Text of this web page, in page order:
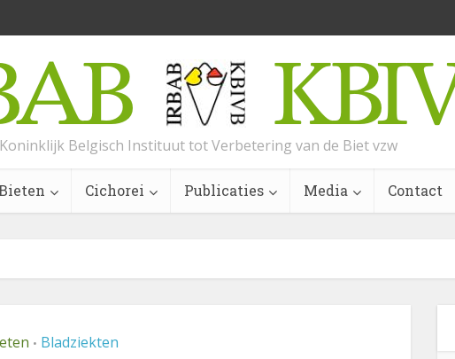
Koninklijk Belgisch Instituut tot Verbetering van de Biet vzw
Cichorei Publicaties Media Contact
• Bladziekten